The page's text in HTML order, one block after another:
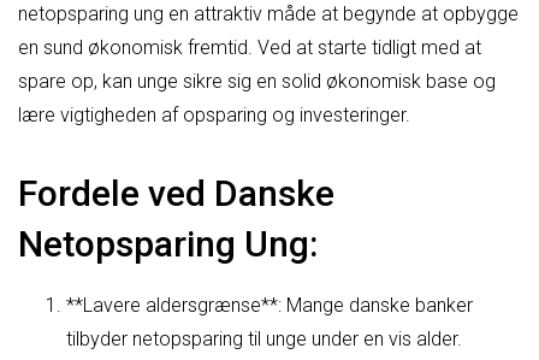
netopsparing ung en attraktiv måde at begynde at opbygge
en sund økonomisk fremtid. Ved at starte tidligt med at
spare op, kan unge sikre sig en solid økonomisk base og
lære vigtigheden af opsparing og investeringer.
Fordele ved Danske
Netopsparing Ung:
**Lavere aldersgrænse**: Mange danske banker
tilbyder netopsparing til unge under en vis alder.